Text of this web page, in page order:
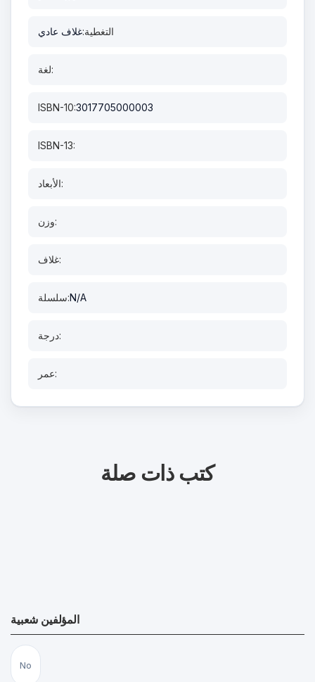
التغطية:غلاف عادي
لغة:
ISBN-10:3017705000003
ISBN-13:
الأبعاد:
وزن:
غلاف:
سلسلة:N/A
درجة:
عمر:
كتب ذات صلة
المؤلفين شعبية
No